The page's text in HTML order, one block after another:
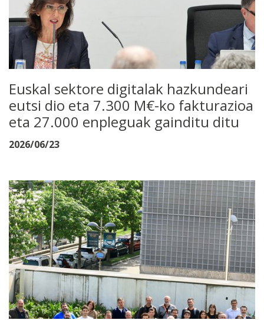
Euskal sektore digitalak hazkundeari
eutsi dio eta 7.300 M€-ko fakturazioa
eta 27.000 enpleguak gainditu ditu
2026/06/23